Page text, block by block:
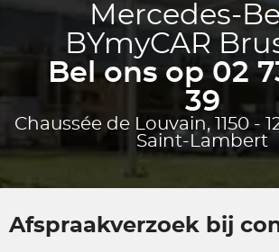
Mercedes-
BYmyCAR
Bel ons op 02
39
Chaussée de Louvain, 1150 -
Saint-Lambert
Afspraakverzoek bij